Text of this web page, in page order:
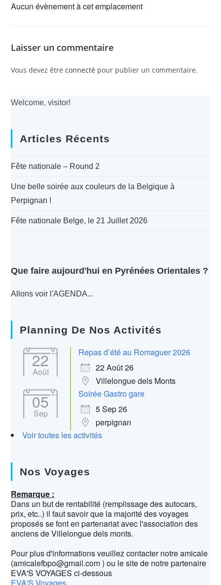
Aucun évènement à cet emplacement
Laisser un commentaire
Vous devez êtreconnecté pour publier un commentaire.
Welcome, visitor!
Articles Récents
Fête nationale – Round 2
Une belle soirée aux couleurs de la Belgique à
Perpignan !
Fête nationale Belge, le 21 Juillet 2026
Que faire aujourd'hui en Pyrénées Orientales ?
Allons voir l'AGENDA...
Planning De Nos Activités
22
Août
Repas d’été au Romaguer 2026
22 Août 26
Villelongue dels Monts
05
Sep
Soirée Gastro gare
5 Sep 26
perpignan
Voir toutes les activités
Nos Voyages
Remarque :
Dans un but de rentabilité (remplissage des autocars,
prix, etc..) il faut savoir que la majorité des voyages
proposés se font en partenariat avec l'association des
anciens de Villelongue dels monts.
Pour plus d'informations veuillez contacter notre amicale
(amicalefbpo@gmail.com ) ou le site de notre partenaire
EVA'S VOYAGES ci-dessous